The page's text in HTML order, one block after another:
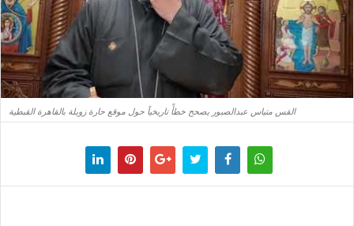
القس متياس عبدالصبور يصحح خطأً تاريخياً حول موقع حارة زويلة بالقاهرة القبطية